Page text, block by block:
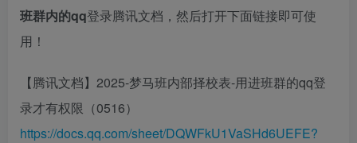
班群内的qq登录腾讯文档，然后打开下面链接即可使
用！
【腾讯文档】2025-梦马班内部择校表-用进班群的qq登
录才有权限（0516）
https://docs.qq.com/sheet/DQWFkU1VaSHd6UEFE?